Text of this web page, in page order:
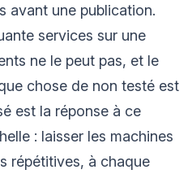
avant une publication.
services sur une
ne le peut pas, et le
chose de non testé est
est la réponse à ce
: laisser les machines
répétitives, à chaque